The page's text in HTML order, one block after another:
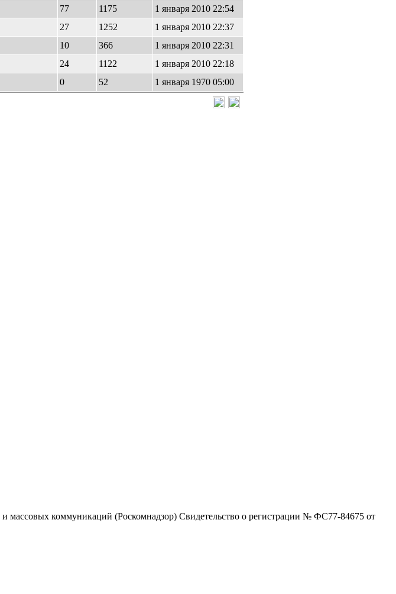
77 1175
1 января 2010 22:54
27 1252
1 января 2010 22:37
10 366
1 января 2010 22:31
24 1122
1 января 2010 22:18
0 52
1 января 1970 05:00
массовых коммуникаций (Роскомнадзор) Свидетельство о регистрации № ФС77-84675 от